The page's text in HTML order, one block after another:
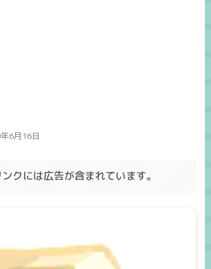
6月16日
クには広告が含まれています。